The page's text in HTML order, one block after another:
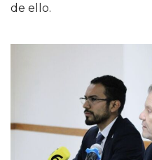
de ello.